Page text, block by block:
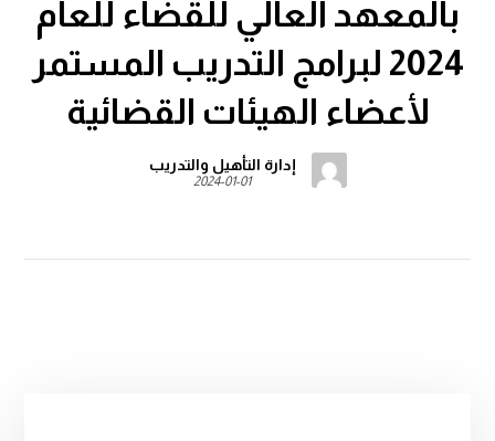
بالمعهد العالي للقضاء للعام
2024 لبرامج التدريب المستمر
لأعضاء الهيئات القضائية
إدارة التأهيل والتدريب
2024-01-01